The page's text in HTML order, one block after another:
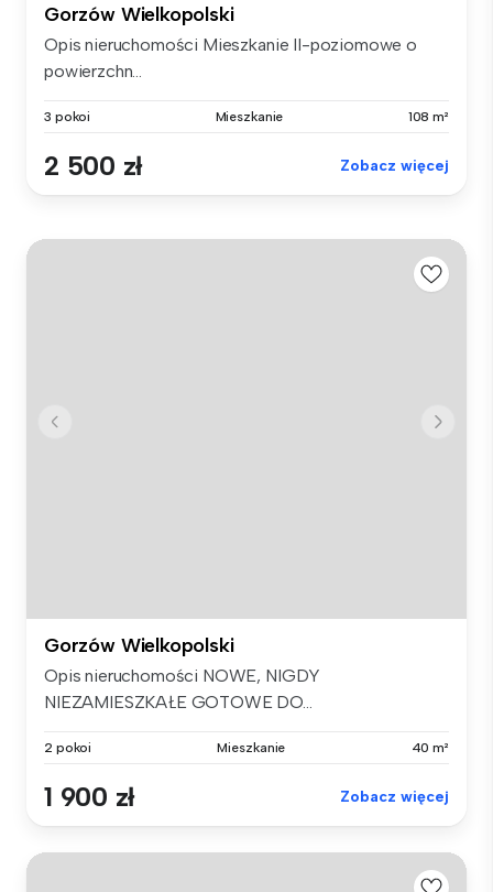
Gorzów Wielkopolski
Opis nieruchomości Mieszkanie II-poziomowe o
powierzchn...
3 pokoi Mieszkanie 108 m²
2 500 zł Zobacz więcej
Gorzów Wielkopolski
Opis nieruchomości NOWE, NIGDY
NIEZAMIESZKAŁE GOTOWE DO...
2 pokoi Mieszkanie 40 m²
1 900 zł Zobacz więcej